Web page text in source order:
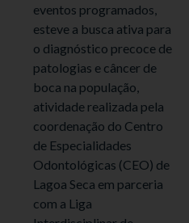
eventos programados,
esteve a busca ativa para
o diagnóstico precoce de
patologias e câncer de
boca na população,
atividade realizada pela
coordenação do Centro
de Especialidades
Odontológicas (CEO) de
Lagoa Seca em parceria
com a Liga